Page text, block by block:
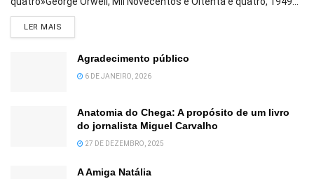
LER MAIS
Agradecimento público
6 DE JANEIRO, 2026
Anatomia do Chega: A propósito de um livro
do jornalista Miguel Carvalho
27 DE DEZEMBRO, 2025
A Amiga Natália